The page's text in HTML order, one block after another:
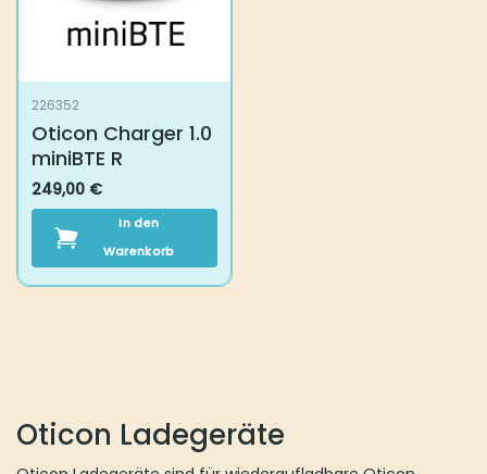
Oticon Charger 1.0
miniBTE R
249,00€
In den Warenkorb
Oticon Ladegeräte sind für wiederaufladbare Oticon Hörgeräte
entwickelt und sorgen dafür, dass Ihre Hörgeräte zuverlässig mit